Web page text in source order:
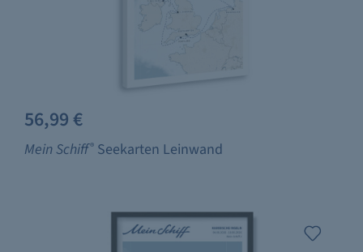
56,99 €
Mein Schiff® Seekarten Leinwand